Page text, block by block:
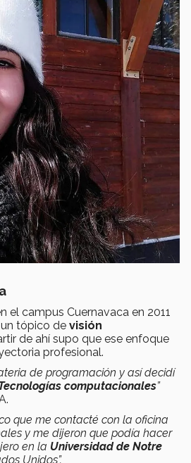
el campus Cuernavaca en 2011
tópico de visión
de ahí supo que ese enfoque
profesional.
de programación y así decidí
computacionales”
que me contacté con la oficina
y me dijeron que podía hacer
en la Universidad de Notre
Unidos”.